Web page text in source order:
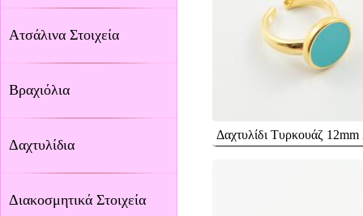
Ατσάλινα Στοιχεία
Βραχιόλια
Δαχτυλίδια
Διακοσμητικά Στοιχεία
Δαχτυλίδι Τυρκουάζ